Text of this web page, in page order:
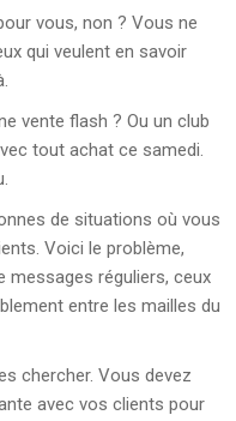
vous, non ? Vous ne
qui veulent en savoir
vente flash ? Ou un club
tout achat ce samedi.
de situations où vous
Voici le problème,
messages réguliers, ceux
entre les mailles du
chercher. Vous devez
avec vos clients pour